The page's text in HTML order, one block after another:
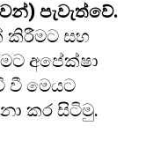
පැවැත්වේ.
කිරීමට සහ
අපේක්ෂා
වී මෙයට
කර සිටිමු.